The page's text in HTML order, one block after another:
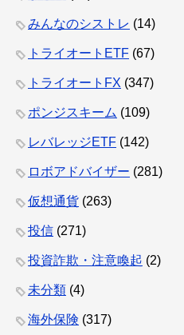
みんなのシストレ (14)
トライオートETF (67)
トライオートFX (347)
ポンジスキーム (109)
レバレッジETF (142)
ロボアドバイザー (281)
仮想通貨 (263)
投信 (271)
投資詐欺・注意喚起 (2)
未分類 (4)
海外保険 (317)